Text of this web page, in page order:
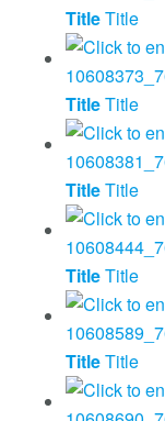
TitleTitle
TitleTitle
TitleTitle
TitleTitle
TitleTitle